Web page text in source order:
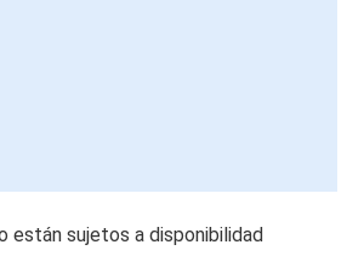
están sujetos a disponibilidad